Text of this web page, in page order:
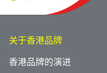
关于香港品牌
香港品牌的演进